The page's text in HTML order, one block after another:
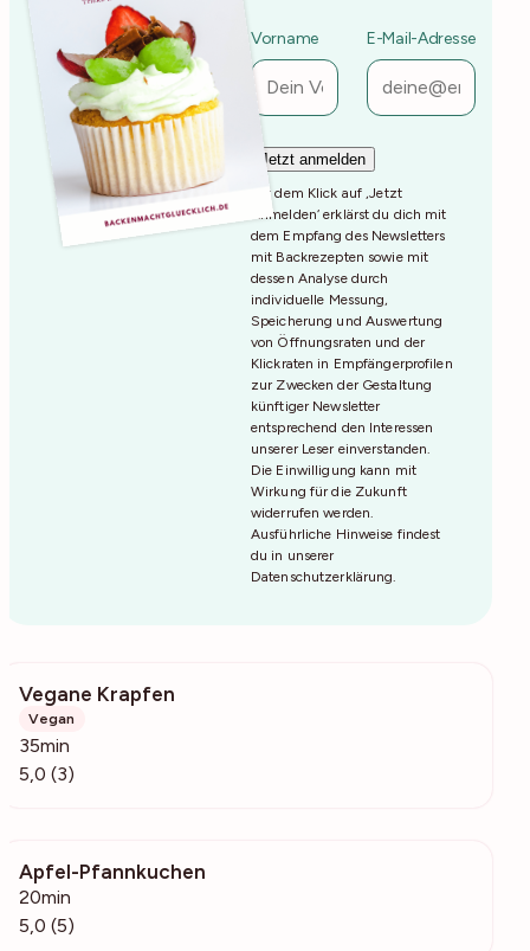
Vorname E-Mail-Adresse
Mit dem Klick auf ‚Jetzt
Anmelden‘ erklärst du dich mit
dem Empfang des Newsletters
mit Backrezepten sowie mit
dessen Analyse durch
individuelle Messung,
Speicherung und Auswertung
von Öffnungsraten und der
Klickraten in Empfängerprofilen
zur Zwecken der Gestaltung
künftiger Newsletter
entsprechend den Interessen
unserer Leser einverstanden.
Die Einwilligung kann mit
Wirkung für die Zukunft
widerrufen werden.
Ausführliche Hinweise findest
du in unserer
Datenschutzerklärung
Vegane Krapfen
Vegan
35min
5,0 (3)
Apfel-Pfannkuchen
20min
5,0 (5)